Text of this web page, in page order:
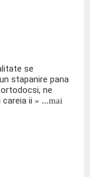
se
stapanire pana
ne
ii » ...mai